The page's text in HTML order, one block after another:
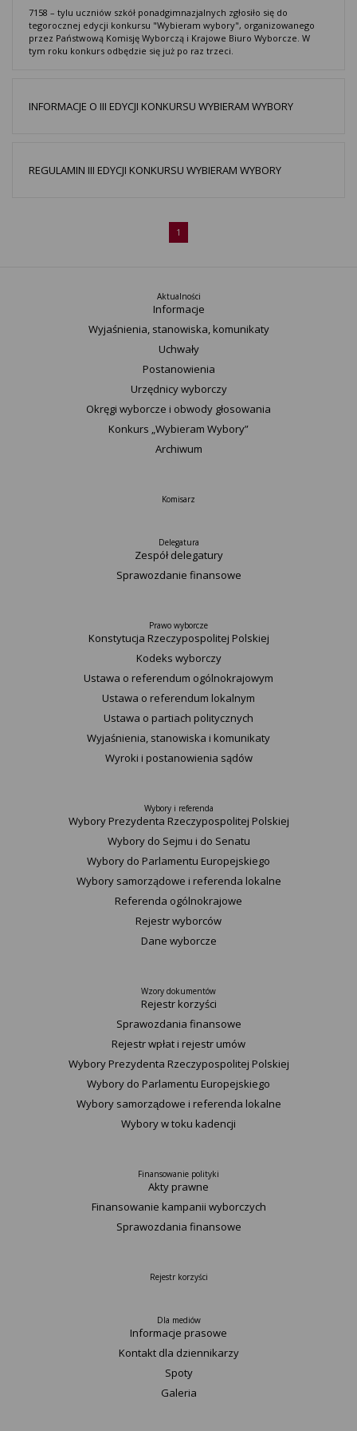
7158 – tylu uczniów szkół ponadgimnazjalnych zgłosiło się do
tegorocznej edycji konkursu "Wybieram wybory", organizowanego
przez Państwową Komisję Wyborczą i Krajowe Biuro Wyborcze. W
tym roku konkurs odbędzie się już po raz trzeci.
INFORMACJE O III EDYCJI KONKURSU WYBIERAM WYBORY
REGULAMIN III EDYCJI KONKURSU WYBIERAM WYBORY
1
Aktualności
Informacje
Wyjaśnienia, stanowiska, komunikaty
Uchwały
Postanowienia
Urzędnicy wyborczy
Okręgi wyborcze i obwody głosowania
Konkurs „Wybieram Wybory”
Archiwum
Komisarz
Delegatura
Zespół delegatury
Sprawozdanie finansowe
Prawo wyborcze
Konstytucja Rzeczypospolitej Polskiej​
Kodeks wyborczy
Ustawa o referendum ogólnokrajowym
Ustawa o referendum lokalnym
Ustawa o partiach politycznych
Wyjaśnienia, stanowiska i komunikaty
Wyroki i postanowienia sądów
Wybory i referenda
Wybory Prezydenta Rzeczypospolitej Polskiej
Wybory do Sejmu i do Senatu
Wybory do Parlamentu Europejskiego
Wybory samorządowe i referenda lokalne
Referenda ogólnokrajowe
Rejestr wyborców
Dane wyborcze
Wzory dokumentów
Rejestr korzyści
Sprawozdania finansowe
Rejestr wpłat i rejestr umów
Wybory Prezydenta Rzeczypospolitej Polskiej
Wybory do Parlamentu Europejskiego
Wybory samorządowe i referenda lokalne
Wybory w toku kadencji
Finansowanie polityki
Akty prawne
Finansowanie kampanii wyborczych
Sprawozdania finansowe
Rejestr korzyści
Dla mediów
Informacje prasowe
Kontakt dla dziennikarzy
Spoty
Galeria